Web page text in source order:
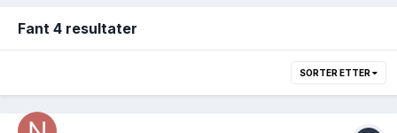
Fant 4 resultater
SORTER ETTER